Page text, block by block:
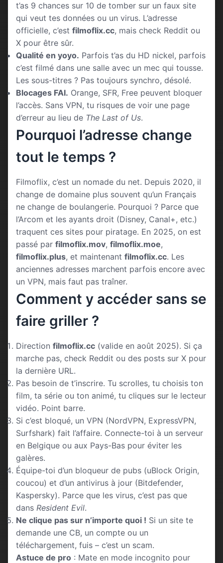
t’as 9 chances sur 10 de tomber sur un faux site
qui veut tes données ou un virus. L’adresse
officielle, c’est filmoflix.cc, mais check Reddit ou
X pour être sûr.
Qualité en yoyo. Parfois t’as du HD nickel, parfois
c’est filmé dans une salle avec un mec qui tousse.
Les sous-titres ? Pas toujours synchro, désolé.
Blocages FAI. Orange, SFR, Free peuvent bloquer
l’accès. Sans VPN, tu risques de voir une page
d’erreur au lieu de The Last of Us.
Pourquoi l’adresse change
tout le temps ?
Filmoflix, c’est un nomade du net. Depuis 2020, il
change de domaine plus souvent qu’un Français
ne change de boulangerie. Pourquoi ? Parce que
l’Arcom et les ayants droit (Disney, Canal+, etc.)
traquent ces sites pour piratage. En 2025, on est
passé par filmoflix.mov, filmoflix.moe,
filmoflix.plus, et maintenant filmoflix.cc. Les
anciennes adresses marchent parfois encore avec
un VPN, mais faut pas traîner.
Comment y accéder sans se
faire griller ?
Direction filmoflix.cc (valide en août 2025). Si ça
marche pas, check Reddit ou des posts sur X pour
la dernière URL.
Pas besoin de t’inscrire. Tu scrolles, tu choisis ton
film, ta série ou ton animé, tu cliques sur le lecteur
vidéo. Point barre.
Si c’est bloqué, un VPN (NordVPN, ExpressVPN,
Surfshark) fait l’affaire. Connecte-toi à un serveur
en Belgique ou aux Pays-Bas pour éviter les
galères.
Équipe-toi d’un bloqueur de pubs (uBlock Origin,
coucou) et d’un antivirus à jour (Bitdefender,
Kaspersky). Parce que les virus, c’est pas que
dans Resident Evil.
Ne clique pas sur n’importe quoi ! Si un site te
demande une CB, un compte ou un
téléchargement, fuis – c’est un scam.
Astuce de pro : Mate en mode incognito pour